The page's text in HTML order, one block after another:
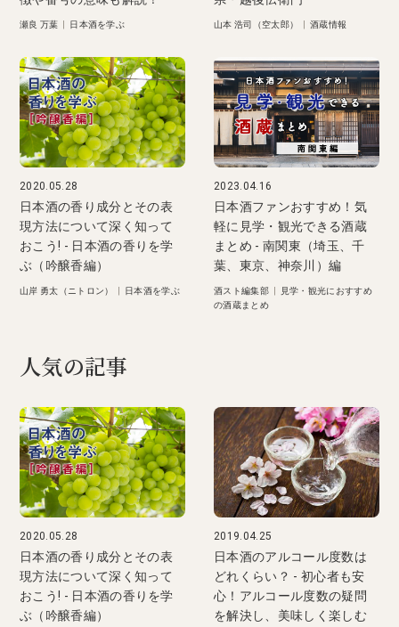
瀬良 万葉 日本酒を学ぶ 山本 浩司（空太郎） 酒蔵情報
2020.05.28
日本酒の香り成分とその表
現方法について深く知って
おこう! - 日本酒の香りを学
ぶ（吟醸香編）
山岸 勇太（ニトロン） 日本酒を学ぶ
2023.04.16
日本酒ファンおすすめ！気
軽に見学・観光できる酒蔵
まとめ - 南関東（埼玉、千
葉、東京、神奈川）編
酒スト編集部
見学・観光におすすめ
の酒蔵まとめ
人気の記事
2020.05.28
日本酒の香り成分とその表
現方法について深く知って
おこう! - 日本酒の香りを学
ぶ（吟醸香編）
2019.04.25
日本酒のアルコール度数は
どれくらい？ - 初心者も安
心！アルコール度数の疑問
を解決し、美味しく楽しむ